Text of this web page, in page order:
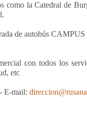
como la Catedral de
de autobús
con todos los
etc
E-mail: